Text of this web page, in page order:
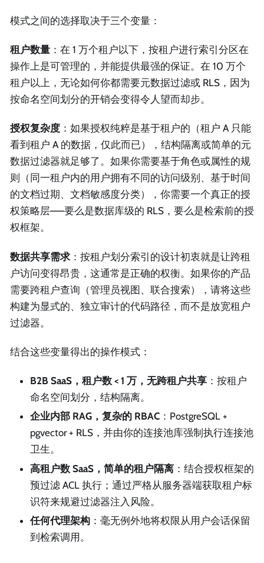
模式之间的选择取决于三个变量：
租户数量 ：在 1 万个租户以下，按租户进行索引分区在
操作上是可管理的，并能提供最强的保证。在 10 万个
租户以上，无论如何你都需要元数据过滤或 RLS，因为
按命名空间划分的开销会变得令人望而却步。
授权复杂度 ：如果授权纯粹是基于租户的（租户 A 只能
看到租户 A 的数据，仅此而已），结构隔离或简单的元
数据过滤器就足够了。如果你需要基于角色或属性的规
则（同一租户内的用户拥有不同的访问级别、基于时间
的文档过期、文档敏感度分类），你需要一个真正的授
权策略层——要么是数据库级的 RLS，要么是检索前的授
权框架。
数据共享需求 ：按租户划分索引的设计初衷就是让跨租
户访问变得昂贵，这通常是正确的权衡。如果你的产品
需要跨租户查询（管理员视图、联合搜索），请将这些
构建为显式的、独立审计的代码路径，而不是放宽租户
过滤器。
结合这些变量得出的操作模式：
B2B SaaS，租户数 < 1 万，无跨租户共享 ：按租户
命名空间划分，结构隔离。
企业内部 RAG，复杂的 RBAC ：PostgreSQL +
pgvector + RLS，并由你的连接池库强制执行连接池
卫生。
高租户数 SaaS，简单的租户隔离 ：结合授权框架的
预过滤 ACL 执行；通过严格从服务器端获取租户标
识符来规避过滤器注入风险。
任何代理架构 ：毫无例外地将权限从用户会话保留
到检索调用。